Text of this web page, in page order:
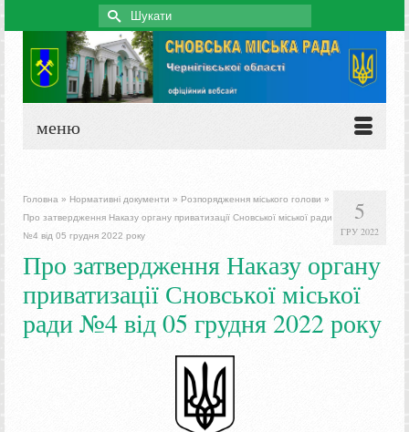
Search
for:
меню
5
ГРУ 2022
Головна » Нормативні документи » Розпорядження міського голови »
Про затвердження Наказу органу приватизації Сновської міської ради
№4 від 05 грудня 2022 року
Про затвердження Наказу органу
приватизації Сновської міської
ради №4 від 05 грудня 2022 року